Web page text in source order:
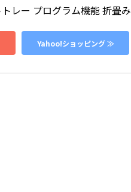
レー プログラム機能 折畳み
Yahoo!ショッピング ≫